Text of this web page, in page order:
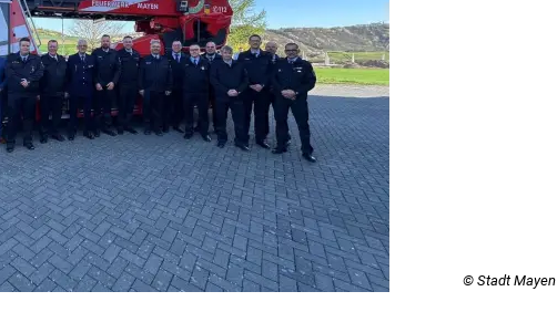
© Stadt Mayen